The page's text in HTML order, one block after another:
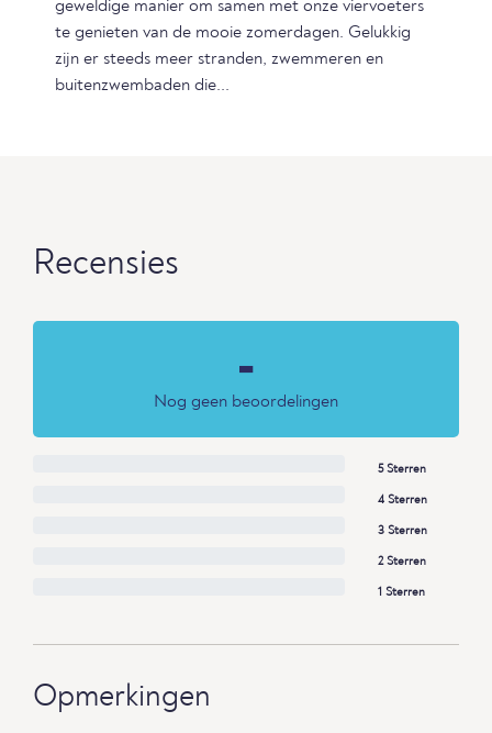
geweldige manier om samen met onze viervoeters
te genieten van de mooie zomerdagen. Gelukkig
zijn er steeds meer stranden, zwemmeren en
buitenzwembaden die...
Recensies
-
Nog geen beoordelingen
5 Sterren
4 Sterren
3 Sterren
2 Sterren
1 Sterren
Opmerkingen